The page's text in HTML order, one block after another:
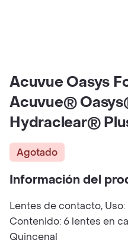
Acuvue Oasys
Acuvue®
Hydraclear®
Agotado
Información del
Lentes de contacto,
Contenido: 6 lentes en
Quincenal